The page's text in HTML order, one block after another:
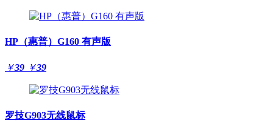
HP（惠普）G160 有声版
￥39 ￥39
罗技G903无线鼠标